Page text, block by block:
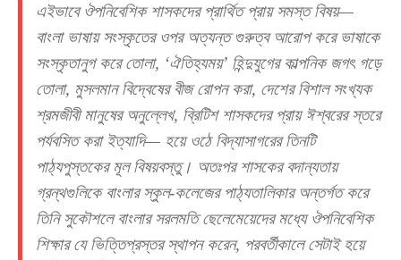
এইভাবে ঔপনিবেশিক শাসকদের প্রার্থিত প্রায় সমস্ত বিষয়—
বাংলা ভাষায় সংস্কৃতের ওপর অত্যন্ত গুরুত্ব আরোপ করে ভাষাকে
সংস্কৃতানুগ করে তোলা, ‘ঐতিহ্যময়’ হিন্দুযুগের কাল্পনিক জগৎ গড়ে
তোলা, মুসলমান বিদ্বেষের বীজ রোপন করা, দেশের বিশাল সংখ্যক
শ্রমজীবী মানুষের অনুল্লেখ, ব্রিটিশ শাসকদের প্রায় ঈশ্বরের স্তরে
পর্যবসিত করা ইত্যাদি— হয়ে ওঠে বিদ্যাসাগরের তিনটি
পাঠ্যপুস্তকের মূল বিষয়বস্তু। অতঃপর শাসকের বদান্যতায়
গ্রন্থগুলিকে বাংলার স্কুল-কলেজের পাঠ্যতালিকার অন্তর্গত করে
তিনি সুকৌশলে বাংলার সরলমতি ছেলেমেয়েদের মধ্যে ঔপনিবেশিক
শিক্ষার যে ভিত্তিপ্রস্তর স্থাপন করেন, পরবর্তীকালে সেটাই হয়ে